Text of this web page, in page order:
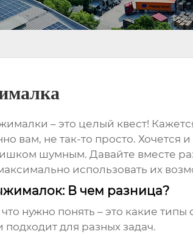
– это целый квест!
вам, не так-то просто.
шумным. Давайте вместе
использовать их
В чем разница?
нужно понять – это какие типы
подходит для разных задач.